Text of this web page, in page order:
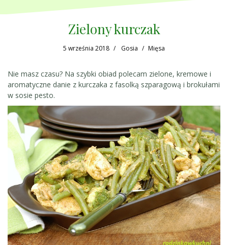
Zielony kurczak
5 września 2018 Gosia Mięsa
Nie masz czasu? Na szybki obiad polecam zielone, kremowe i
aromatyczne danie z kurczaka z fasolką szparagową i brokułami
w sosie pesto.